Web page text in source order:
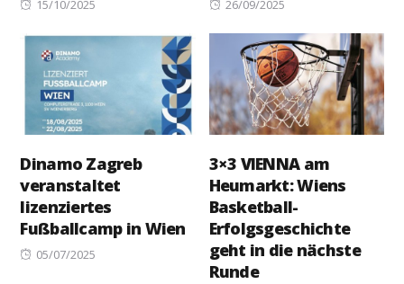
Posted
15/10/2025
Posted
26/09/2025
Dinamo Zagreb
veranstaltet
lizenziertes
Fußballcamp in Wien
Posted
05/07/2025
3×3 VIENNA am
Heumarkt: Wiens
Basketball-
Erfolgsgeschichte
geht in die nächste
Runde